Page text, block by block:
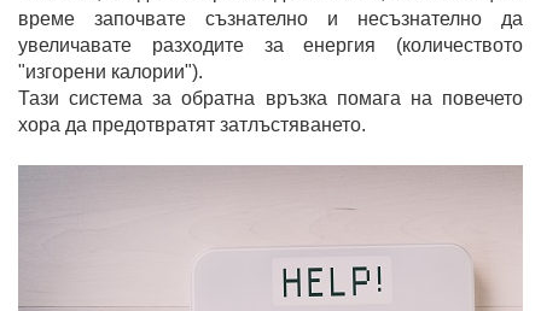
време започвате съзнателно и несъзнателно да
увеличавате разходите за енергия (количеството
"изгорени калории").
Тази система за обратна връзка помага на повечето
хора да предотвратят затлъстяването.